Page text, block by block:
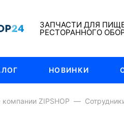
ЗАПЧАСТИ ДЛЯ
РЕСТОРАННОГО
НОВИНКИ
компании ZIPSHOP